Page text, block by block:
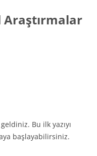
Araştırmalar
Bu ilk yazıyı
başlayabilirsiniz.